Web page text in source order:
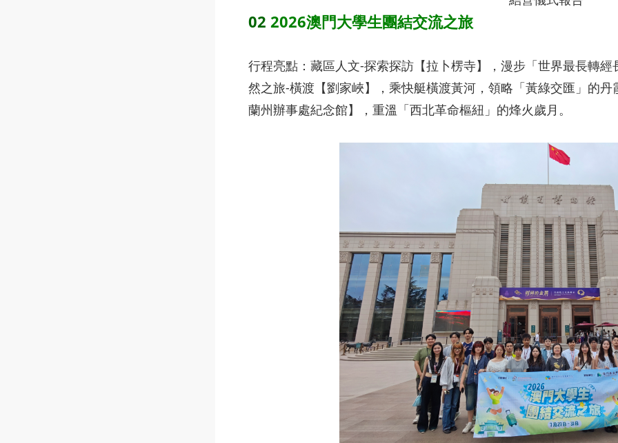
02 2026澳門大學生團結交流之旅
行程亮點：藏區人文-探索探訪【拉卜楞寺】，漫步「世界最長轉
然之旅-橫渡【劉家峽】，乘快艇橫渡黃河，領略「黃綠交匯」的
蘭州辦事處紀念館】，重溫「西北革命樞紐」的烽火歲月。